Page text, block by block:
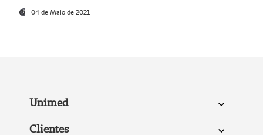
04 de Maio de 2021
Unimed
Clientes